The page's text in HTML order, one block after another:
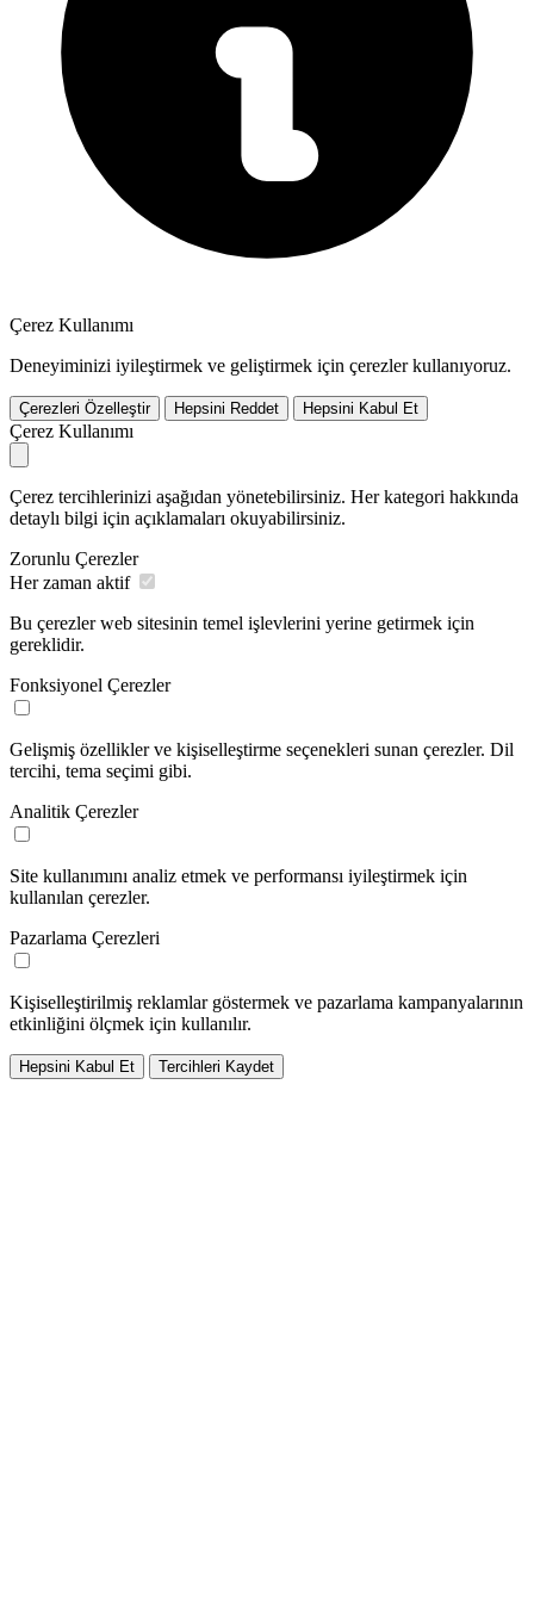
Çerez Kullanımı
Deneyiminizi iyileştirmek ve geliştirmek için çerezler kullanıyoruz.
Çerezleri Özelleştir Hepsini Reddet Hepsini Kabul Et
Çerez Kullanımı
Çerez tercihlerinizi aşağıdan yönetebilirsiniz. Her kategori hakkında
detaylı bilgi için açıklamaları okuyabilirsiniz.
Zorunlu Çerezler
Her zaman aktif
Bu çerezler web sitesinin temel işlevlerini yerine getirmek için
gereklidir.
Fonksiyonel Çerezler
Gelişmiş özellikler ve kişiselleştirme seçenekleri sunan çerezler. Dil
tercihi, tema seçimi gibi.
Analitik Çerezler
Site kullanımını analiz etmek ve performansı iyileştirmek için
kullanılan çerezler.
Pazarlama Çerezleri
Kişiselleştirilmiş reklamlar göstermek ve pazarlama kampanyalarının
etkinliğini ölçmek için kullanılır.
Hepsini Kabul Et Tercihleri Kaydet